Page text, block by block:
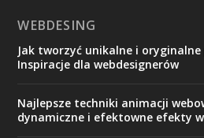
WEBDESING
Jak tworzyć unikalne i
Inspiracje dla webdesignerów
Najlepsze techniki animacji
dynamiczne i efektowne efekty